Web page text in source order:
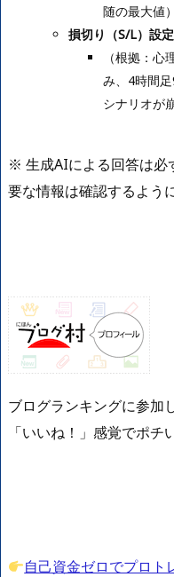
随の最大値）
損切り（S/L）設定
（根拠：
み、4時間
シナリオが
※ 生成AIによる回答は必
要な情報は確認するよう
ブログランキングに参加
「いいね！」感覚でポチ
自己資金ゼロでプロ